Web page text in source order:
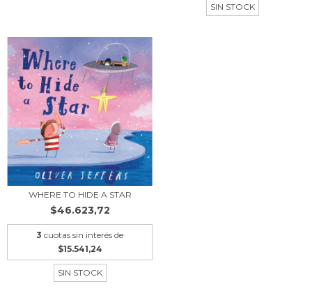
SIN STOCK
WHERE TO HIDE A STAR
$46.623,72
3 cuotas sin interés de
$15.541,24
SIN STOCK